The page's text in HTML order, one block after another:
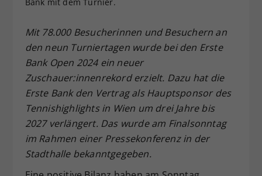
Mit 78.000 Besucherinnen und Besuchern an
den neun Turniertagen wurde bei den Erste
Bank Open 2024 ein neuer
Zuschauer:innenrekord erzielt. Dazu hat die
Erste Bank den Vertrag als Hauptsponsor des
Tennishighlights in Wien um drei Jahre bis
2027 verlängert. Das wurde am Finalsonntag
im Rahmen einer Pressekonferenz in der
Stadthalle bekanntgegeben.
Zweck
Einstellungen. Unter anderem eine
historische Speicherung Ihrer
vorgenommen Einstellungen, falls der
Webseiten-Betreiber dies eingestellt
hat.